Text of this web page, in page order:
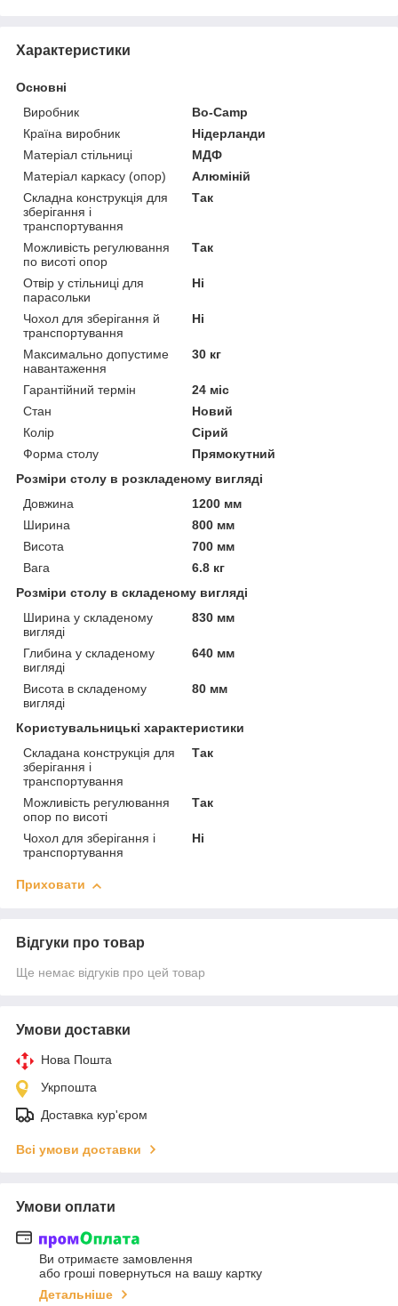
Характеристики
Основні
Виробник
Bo-Camp
Країна виробник
Нідерланди
Матеріал стільниці
МДФ
Матеріал каркасу (опор)
Алюміній
Складна конструкція для
зберігання і
транспортування
Так
Можливість регулювання
по висоті опор
Так
Отвір у стільниці для
парасольки
Ні
Чохол для зберігання й
транспортування
Ні
Максимально допустиме
навантаження
30 кг
Гарантійний термін
24 міс
Стан
Новий
Колір
Сірий
Форма столу
Прямокутний
Розміри столу в розкладеному вигляді
Довжина
1200 мм
Ширина
800 мм
Висота
700 мм
Вага
6.8 кг
Розміри столу в складеному вигляді
Ширина у складеному
вигляді
830 мм
Глибина у складеному
вигляді
640 мм
Висота в складеному
вигляді
80 мм
Користувальницькі характеристики
Складана конструкція для
зберігання і
транспортування
Так
Можливість регулювання
опор по висоті
Так
Чохол для зберігання і
транспортування
Ні
Приховати
Відгуки про товар
Ще немає відгуків про цей товар
Умови доставки
Нова Пошта
Укрпошта
Доставка кур'єром
Всі умови доставки
Умови оплати
Ви отримаєте замовлення
або гроші повернуться на вашу картку
Детальніше